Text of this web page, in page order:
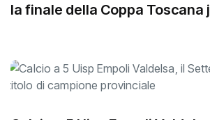
la finale della Coppa Toscana